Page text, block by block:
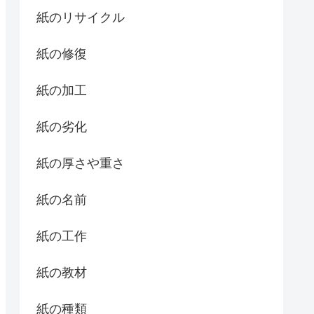
紙のリサイクル
紙の修復
紙の加工
紙の劣化
紙の厚さや重さ
紙の名前
紙の工作
紙の教材
紙の種類